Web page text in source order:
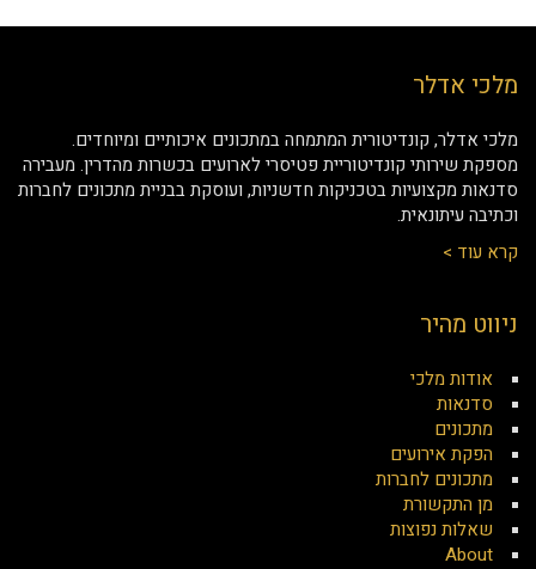
מלכי אדלר
מלכי אדלר, קונדיטורית המתמחה במתכונים איכותיים ומיוחדים.
מספקת שירותי קונדיטוריית פטיסרי לארועים בכשרות מהדרין. מעבירה
סדנאות מקצועיות בטכניקות חדשניות, ועוסקת בבניית מתכונים לחברות
וכתיבה עיתונאית.
קרא עוד >
ניווט מהיר
אודות מלכי
סדנאות
מתכונים
הפקת אירועים
מתכונים לחברות
מן התקשורת
שאלות נפוצות
About